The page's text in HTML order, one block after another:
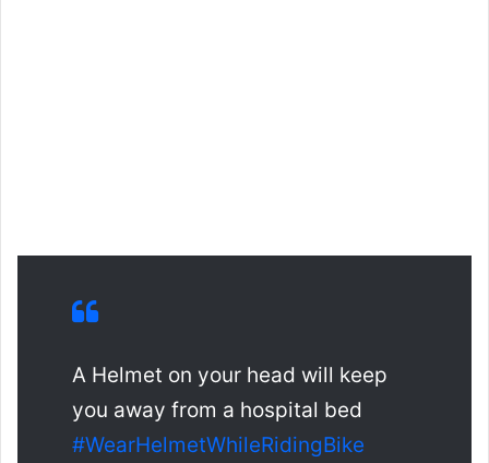
A Helmet on your head will keep
you away from a hospital bed
#WearHelmetWhileRidingBike